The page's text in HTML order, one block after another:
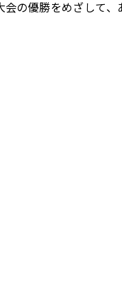
会の優勝をめざして